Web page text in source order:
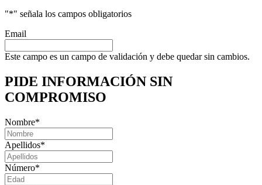
"*" señala los campos obligatorios
Email
Este campo es un campo de validación y debe quedar sin cambios.
PIDE INFORMACIÓN SIN
COMPROMISO
Nombre*
Apellidos*
Número*